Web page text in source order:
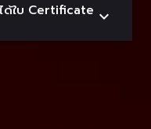
ด้ใบ Certificate